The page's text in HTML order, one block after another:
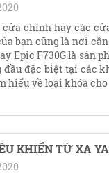
chính hay các
bạn cũng là nơi
Epic F730G là sản
đầu đặc biệt tại các
hiểu về loại khóa
KHIỂN TỪ XA